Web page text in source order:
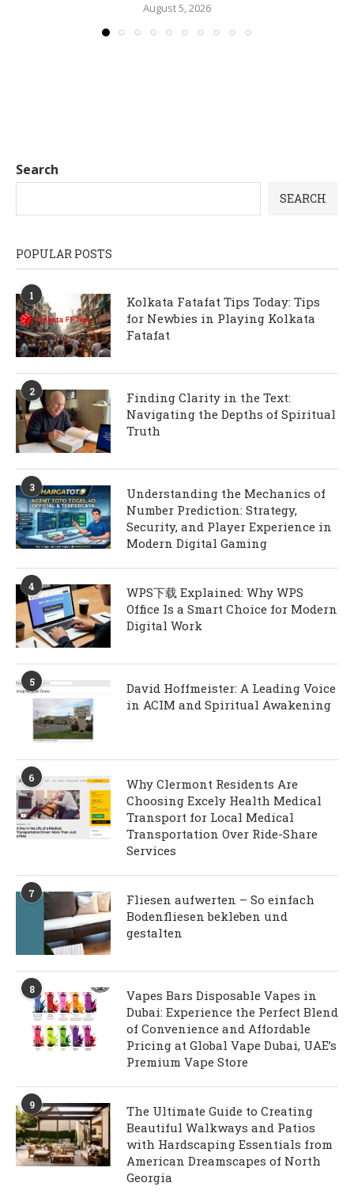
August 5, 2026
Search
SEARCH
POPULAR POSTS
1
Kolkata Fatafat Tips Today: Tips
for Newbies in Playing Kolkata
Fatafat
2
Finding Clarity in the Text:
Navigating the Depths of Spiritual
Truth
3
Understanding the Mechanics of
Number Prediction: Strategy,
Security, and Player Experience in
Modern Digital Gaming
4
WPS下载 Explained: Why WPS
Office Is a Smart Choice for Modern
Digital Work
5
David Hoffmeister: A Leading Voice
in ACIM and Spiritual Awakening
6
Why Clermont Residents Are
Choosing Excely Health Medical
Transport for Local Medical
Transportation Over Ride-Share
Services
7
Fliesen aufwerten – So einfach
Bodenfliesen bekleben und
gestalten
8
Vapes Bars Disposable Vapes in
Dubai: Experience the Perfect Blend
of Convenience and Affordable
Pricing at Global Vape Dubai, UAE’s
Premium Vape Store
9
The Ultimate Guide to Creating
Beautiful Walkways and Patios
with Hardscaping Essentials from
American Dreamscapes of North
Georgia